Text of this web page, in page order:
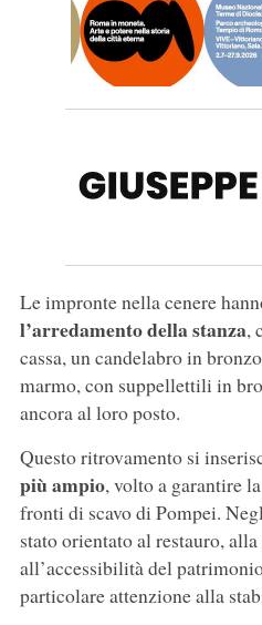
Le impronte nella cenere
l’arredamento della stanza,
cassa, un candelabro in
marmo, con suppellettili in
ancora al loro posto.
Questo ritrovamento si
più ampio, volto a garantire
fronti di scavo di Pompei.
stato orientato al restauro,
all’accessibilità del
particolare attenzione alla